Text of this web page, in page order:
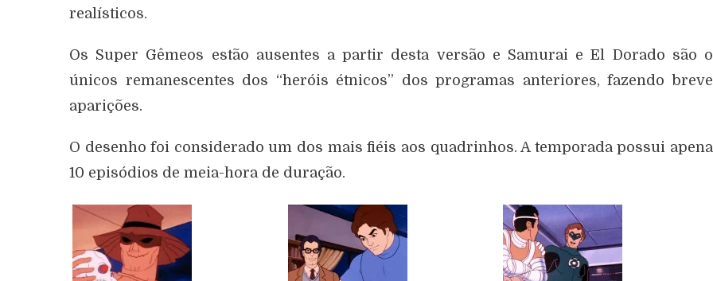
realísticos.
Os Super Gêmeos estão ausentes a partir desta versão e Samurai e El Dorado são
únicos remanescentes dos “heróis étnicos” dos programas anteriores, fazendo
aparições.
O desenho foi considerado um dos mais fiéis aos quadrinhos. A temporada possui
10 episódios de meia-hora de duração.